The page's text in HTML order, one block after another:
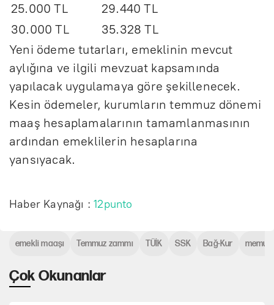
25.000 TL
29.440 TL
30.000 TL
35.328 TL
Yeni ödeme tutarları, emeklinin mevcut
aylığına ve ilgili mevzuat kapsamında
yapılacak uygulamaya göre şekillenecek.
Kesin ödemeler, kurumların temmuz dönemi
maaş hesaplamalarının tamamlanmasının
ardından emeklilerin hesaplarına
yansıyacak.
Haber Kaynağı :12punto
Çok Okunanlar
emekli maaşı Temmuz zammı TÜİK SSK Bağ-Kur memur